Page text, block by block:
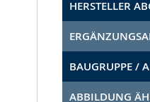
HERSTELLER
BAUGRUPPE /
ABBILDUNG